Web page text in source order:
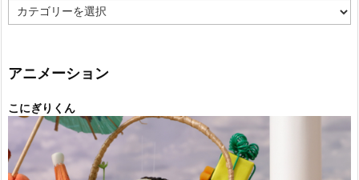
テ
ー
アニメーション
こにぎりくん